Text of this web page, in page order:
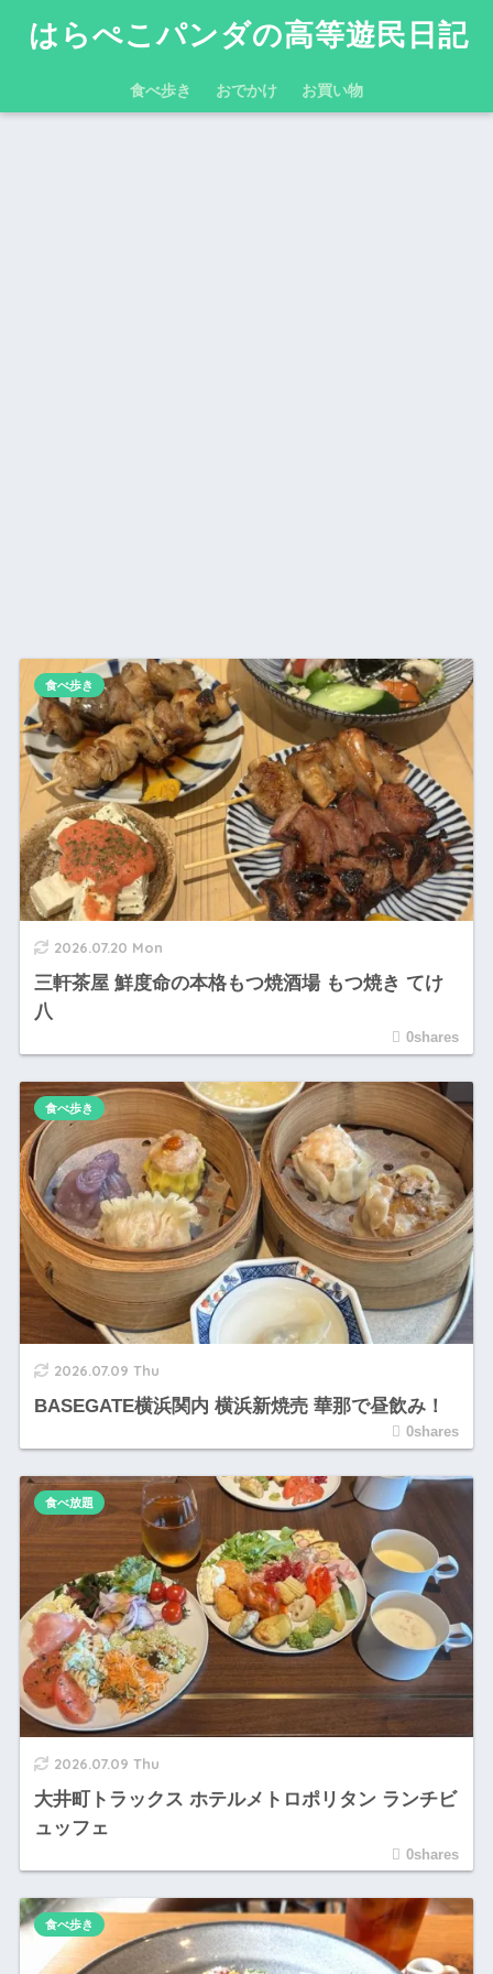
はらぺこパンダの高等遊民日記
食べ歩き おでかけ お買い物
2026.07.20 Mon
三軒茶屋 鮮度命の本格もつ焼酒場 もつ焼き てけ
八
0shares
食べ歩き
2026.07.09 Thu
BASEGATE横浜関内 横浜新焼売 華那で昼飲み！
0shares
食べ歩き
2026.07.09 Thu
大井町トラックス ホテルメトロポリタン ランチビ
ュッフェ
0shares
食べ放題
食べ歩き